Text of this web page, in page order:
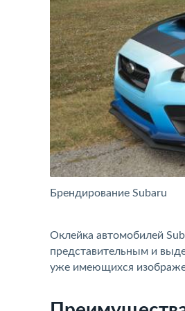
Брендирование Subaru
Оклейка автомобилей
представительным и
уже имеющихся